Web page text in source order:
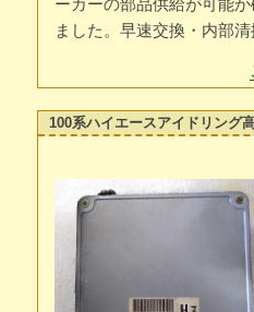
ーカーの部品供給が可能
ました。早速交換・内部
100系ハイエースアイドリング